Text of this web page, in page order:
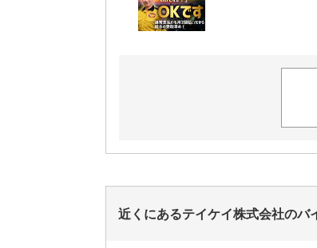
近くにあるテイケイ株式会社のバ